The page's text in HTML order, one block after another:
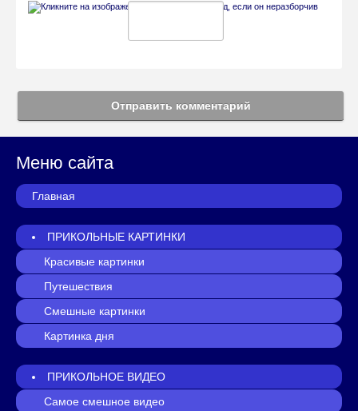
Отправить комментарий
Меню сайта
Главная
ПРИКОЛЬНЫЕ КАРТИНКИ
Красивые картинки
Путешествия
Смешные картинки
Картинка дня
ПРИКОЛЬНОЕ ВИДЕО
Самое смешное видео